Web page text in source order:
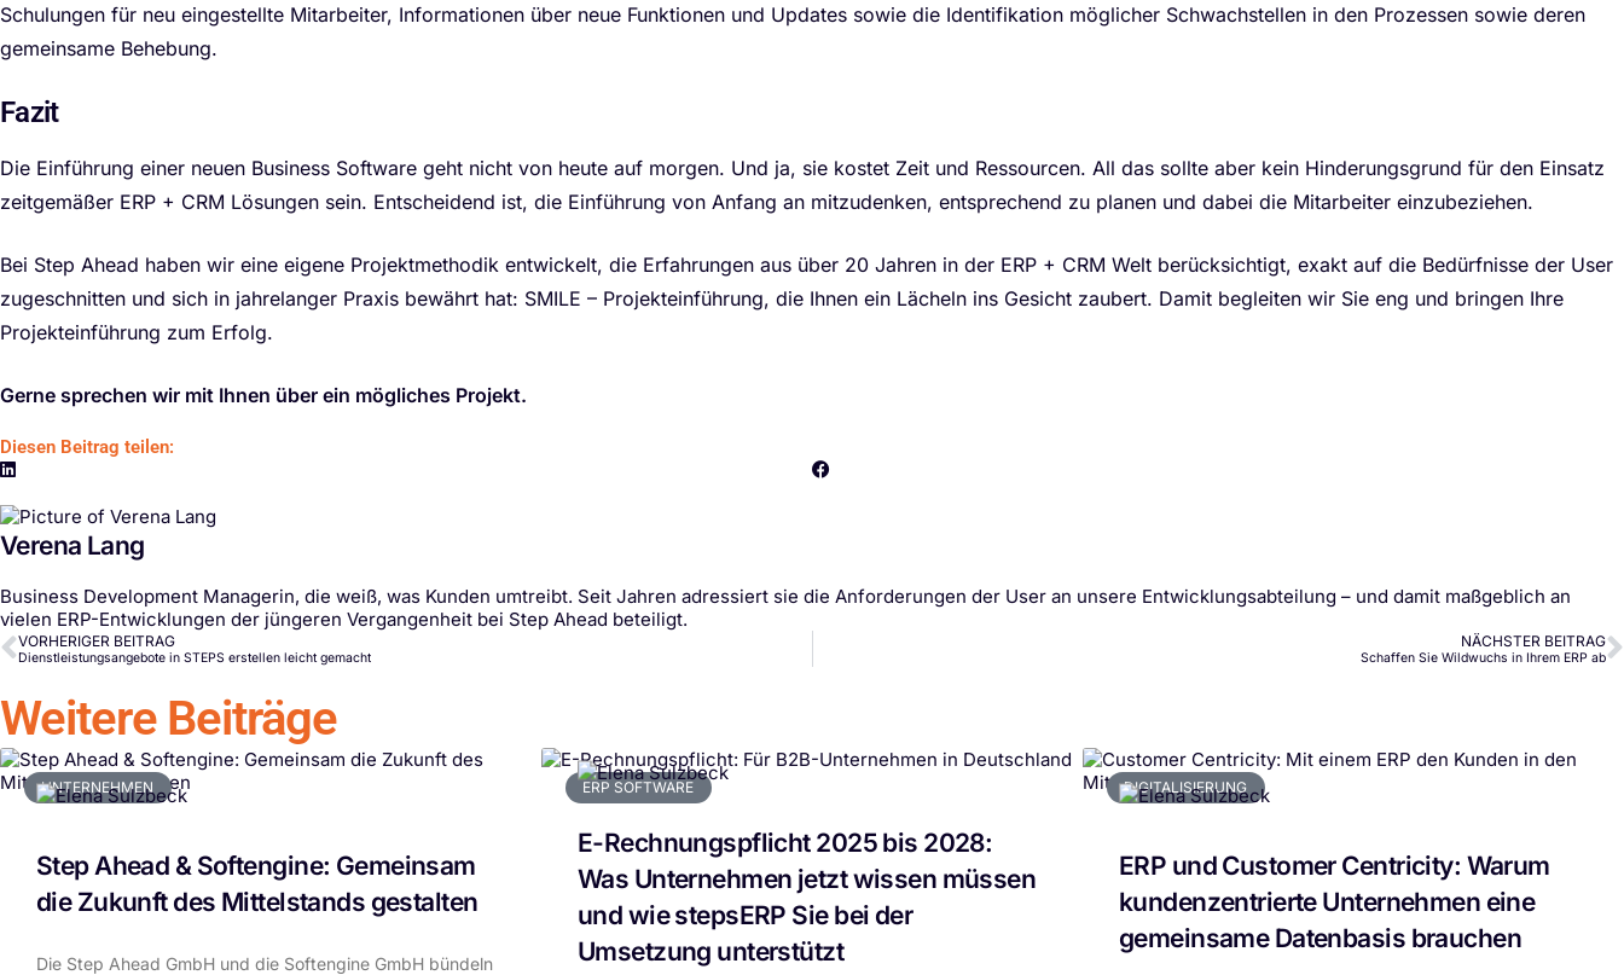
Schulungen für neu eingestellte Mitarbeiter, Informationen über neue Funktionen und Updates sowie die Identifikation möglicher Schwachstellen in den Prozessen sowie deren
gemeinsame Behebung.
Fazit
Die Einführung einer neuen Business Software geht nicht von heute auf morgen. Und ja, sie kostet Zeit und Ressourcen. All das sollte aber kein Hinderungsgrund für den Einsatz
zeitgemäßer ERP + CRM Lösungen sein. Entscheidend ist, die Einführung von Anfang an mitzudenken, entsprechend zu planen und dabei die Mitarbeiter einzubeziehen.
Bei Step Ahead haben wir eine eigene Projektmethodik entwickelt, die Erfahrungen aus über 20 Jahren in der ERP + CRM Welt berücksichtigt, exakt auf die Bedürfnisse der User
zugeschnitten und sich in jahrelanger Praxis bewährt hat: SMILE – Projekteinführung, die Ihnen ein Lächeln ins Gesicht zaubert. Damit begleiten wir Sie eng und bringen Ihre
Projekteinführung zum Erfolg.
Gerne sprechen wir mit Ihnen über ein mögliches Projekt.
Diesen Beitrag teilen:
Verena Lang
Business Development Managerin, die weiß, was Kunden umtreibt. Seit Jahren adressiert sie die Anforderungen der User an unsere Entwicklungsabteilung – und damit maßgeblich an
vielen ERP-Entwicklungen der jüngeren Vergangenheit bei Step Ahead beteiligt.
VORHERIGER BEITRAG
Dienstleistungsangebote in STEPS erstellen leicht gemacht
NÄCHSTER BEITRAG
Schaffen Sie Wildwuchs in Ihrem ERP ab
Weitere Beiträge
UNTERNEHMEN
Step Ahead & Softengine: Gemeinsam
die Zukunft des Mittelstands gestalten
Die Step Ahead GmbH und die Softengine GmbH bündeln
ERP SOFTWARE
E-Rechnungspflicht 2025 bis 2028:
Was Unternehmen jetzt wissen müssen
und wie stepsERP Sie bei der
Umsetzung unterstützt
DIGITALISIERUNG
ERP und Customer Centricity: Warum
kundenzentrierte Unternehmen eine
gemeinsame Datenbasis brauchen